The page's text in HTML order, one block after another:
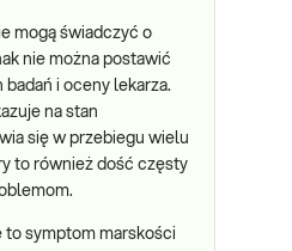
mogą świadczyć o
nie można postawić
i oceny lekarza.
na stan
się w przebiegu wielu
to również dość częsty
to symptom marskości